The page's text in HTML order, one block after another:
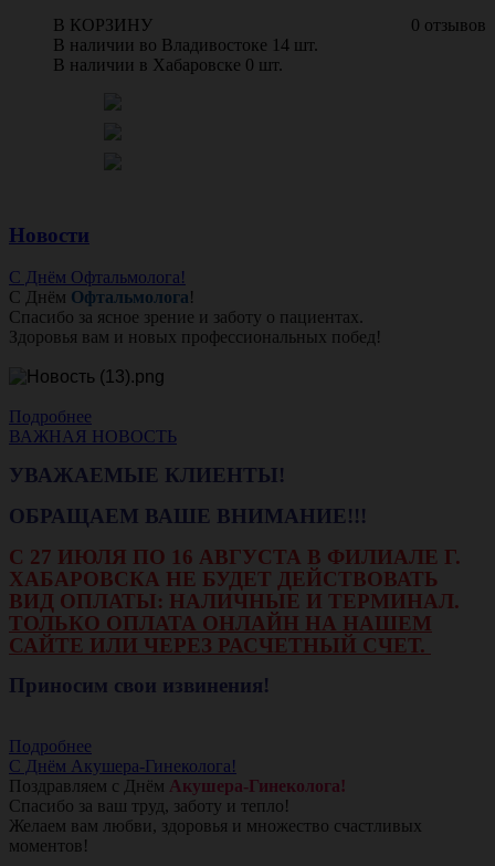
0 отзывов
В КОРЗИНУ
В наличии во Владивостоке 14 шт.
В наличии в Хабаровске 0 шт.
Новости
С Днём Офтальмолога!
С Днём Офтальмолога!
Спасибо за ясное зрение и заботу о пациентах.
Здоровья вам и новых профессиональных побед!
Подробнее
ВАЖНАЯ НОВОСТЬ
УВАЖАЕМЫЕ КЛИЕНТЫ!
ОБРАЩАЕМ ВАШЕ ВНИМАНИЕ!!!
С 27 ИЮЛЯ ПО 16 АВГУСТА В ФИЛИАЛЕ Г.
ХАБАРОВСКА НЕ БУДЕТ ДЕЙСТВОВАТЬ
ВИД ОПЛАТЫ: НАЛИЧНЫЕ И ТЕРМИНАЛ.
ТОЛЬКО ОПЛАТА ОНЛАЙН НА НАШЕМ
САЙТЕ ИЛИ ЧЕРЕЗ РАСЧЕТНЫЙ СЧЕТ.
Приносим свои извинения!
Подробнее
С Днём Акушера-Гинеколога!
Поздравляем с Днём Акушера-Гинеколога!
Спасибо за ваш труд, заботу и тепло!
Желаем вам любви, здоровья и множество счастливых
моментов!